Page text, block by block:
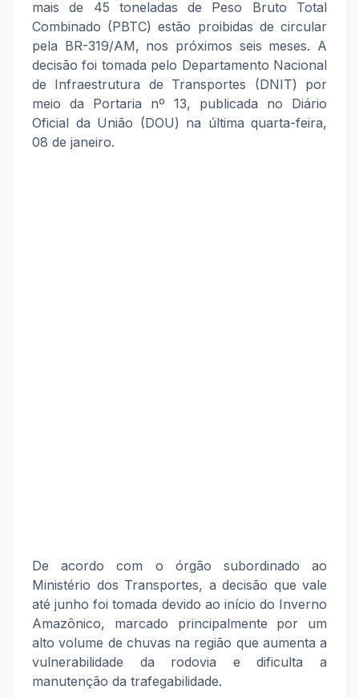
mais de 45 toneladas de Peso Bruto Total
Combinado (PBTC) estão proibidas de circular
pela BR-319/AM, nos próximos seis meses. A
decisão foi tomada pelo Departamento Nacional
de Infraestrutura de Transportes (DNIT) por
meio da Portaria nº 13, publicada no Diário
Oficial da União (DOU) na última quarta-feira,
08 de janeiro.
De acordo com o órgão subordinado ao
Ministério dos Transportes, a decisão que vale
até junho foi tomada devido ao início do Inverno
Amazônico, marcado principalmente por um
alto volume de chuvas na região que aumenta a
vulnerabilidade da rodovia e dificulta a
manutenção da trafegabilidade.